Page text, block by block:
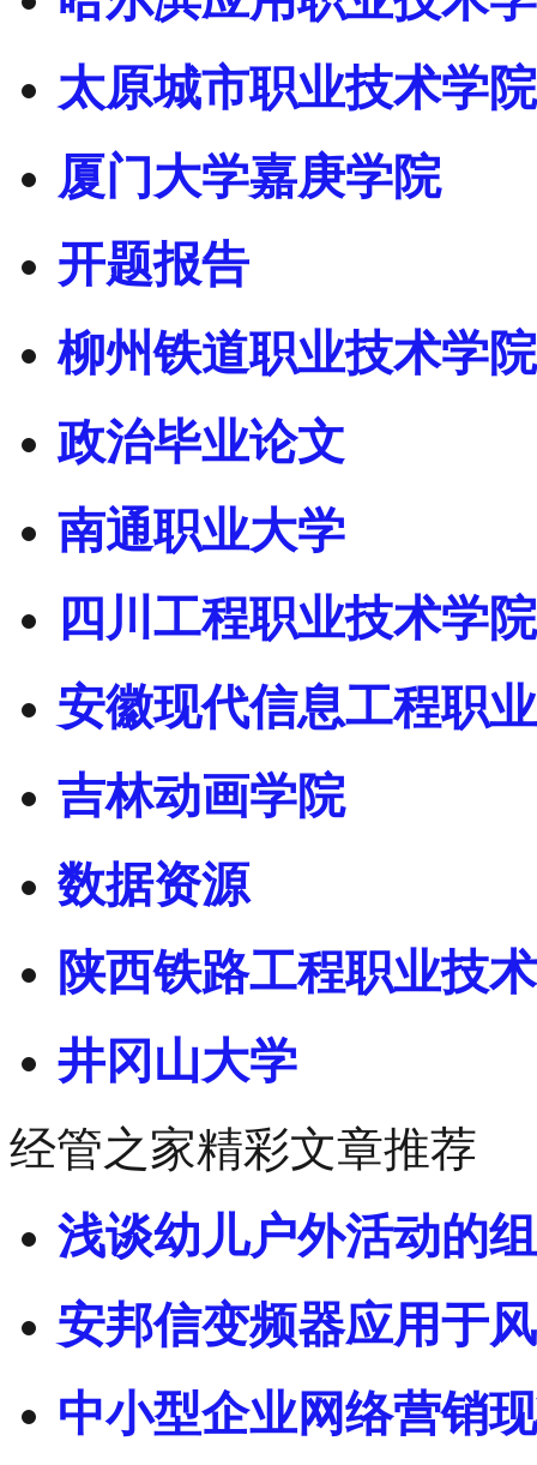
太原城市职业技术学院
厦门大学嘉庚学院
开题报告
柳州铁道职业技术学院
政治毕业论文
南通职业大学
四川工程职业技术学院
安徽现代信息工程职
吉林动画学院
数据资源
陕西铁路工程职业技
井冈山大学
经管之家精彩文章推荐
浅谈幼儿户外活动的
安邦信变频器应用于
中小型企业网络营销